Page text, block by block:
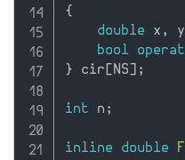
{
double x , y
bool
} cir NS ;
int n ;
inline double F